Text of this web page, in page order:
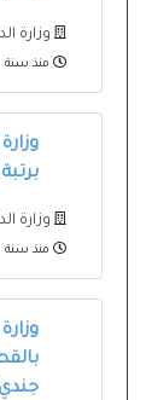
وزارة
منذ سنة
وزارة
منذ سنة